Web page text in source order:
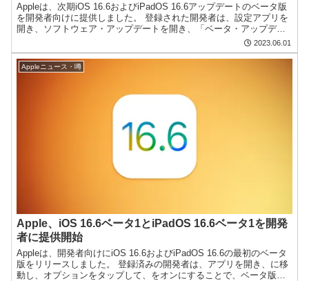
Appleは、次期iOS 16.6およびiPadOS 16.6アップデートのベータ版
を開発者向けに提供しました。 登録された開発者は、設定アプリを
開き、ソフトウェア・アップデートを開き、「ベータ・アップデー
2023.06.01
Appleニュース・噂
Apple、iOS 16.6ベータ1とiPadOS 16.6ベータ1を開発
者に提供開始
Appleは、開発者向けにiOS 16.6およびiPadOS 16.6の最初のベータ
版をリリースしました。 登録済みの開発者は、アプリを開き、に移
動し、オプションをタップして、をオンにすることで、ベータ版に